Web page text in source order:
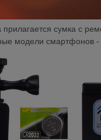
сумка с
модели смартфонов -